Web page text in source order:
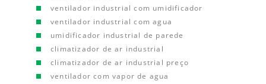
ventilador industrial com umidificador
ventilador industrial com agua
umidificador industrial de parede
climatizador de ar industrial
climatizador de ar industrial preço
ventilador com vapor de agua